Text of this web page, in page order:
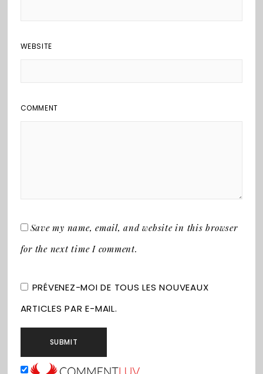
WEBSITE
COMMENT
Save my name, email, and website in this browser
for the next time I comment.
PRÉVENEZ-MOI DE TOUS LES NOUVEAUX
ARTICLES PAR E-MAIL.